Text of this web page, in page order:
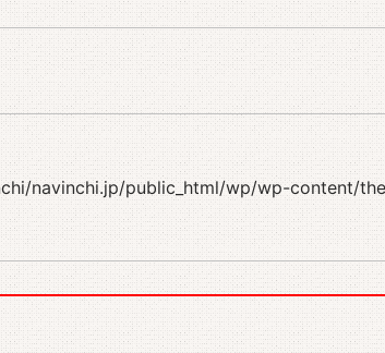
navinchi.jp/public_html/wp/wp-content/